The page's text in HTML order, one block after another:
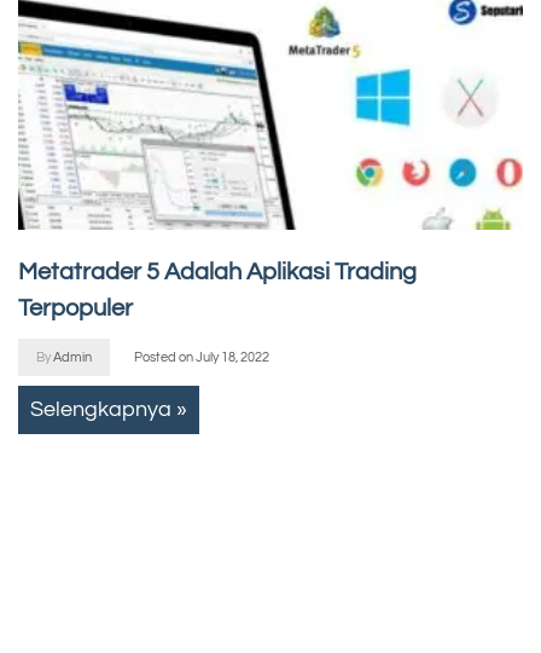
Metatrader 5 Adalah Aplikasi Trading
Terpopuler
ByAdmin Posted onJuly 18, 2022
Selengkapnya »